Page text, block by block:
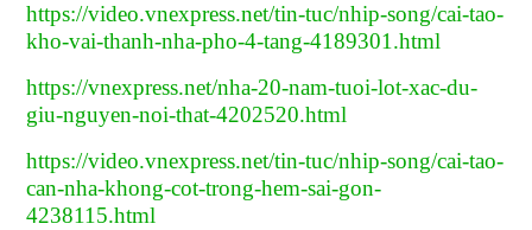
https://video.vnexpress.net/tin-tuc/nhip-song/cai-tao-
kho-vai-thanh-nha-pho-4-tang-4189301.html
https://vnexpress.net/nha-20-nam-tuoi-lot-xac-du-
giu-nguyen-noi-that-4202520.html
https://video.vnexpress.net/tin-tuc/nhip-song/cai-tao-
can-nha-khong-cot-trong-hem-sai-gon-
4238115.html